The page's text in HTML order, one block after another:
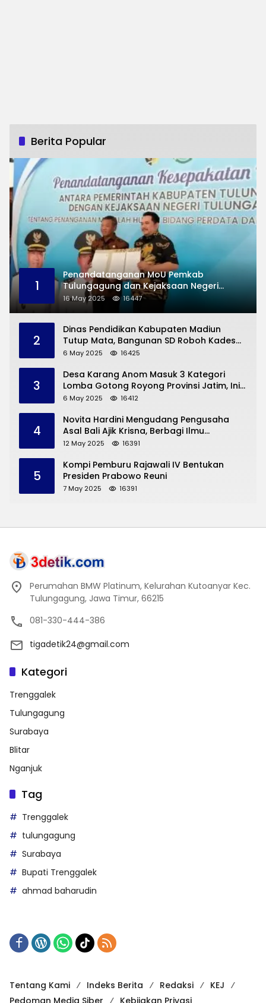
Berita Popular
1
Penandatanganan MoU Pemkab
Tulungagung dan Kejaksaan Negeri
Permasalahan Hukum
16 May 2025 16447
2
Dinas Pendidikan Kabupaten Madiun
Tutup Mata, Bangunan SD Roboh Kades
Dermorejo Bangun Pakai Dana Pribadi
6 May 2025 16425
3
Desa Karang Anom Masuk 3 Kategori
Lomba Gotong Royong Provinsi Jatim, Ini
yang Disampaikan Sekda Trenggalek
6 May 2025 16412
4
Novita Hardini Mengudang Pengusaha
Asal Bali Ajik Krisna, Berbagi Ilmu
Pengembangan Pariwisata dan UMKM
12 May 2025 16391
5
Kompi Pemburu Rajawali IV Bentukan
Presiden Prabowo Reuni
7 May 2025 16391
Perumahan BMW Platinum, Kelurahan Kutoanyar Kec.
Tulungagung, Jawa Timur, 66215
081-330-444-386
tigadetik24@gmail.com
Kategori
Trenggalek
Tulungagung
Surabaya
Blitar
Nganjuk
Tag
Trenggalek
tulungagung
Surabaya
Bupati Trenggalek
ahmad baharudin
Tentang Kami Indeks Berita Redaksi
KEJ